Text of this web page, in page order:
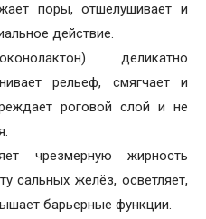
поры, отшелушивает и
действие.
деликатно
рельеф, смягчает и
роговой слой и не
чрезмерную жирность
сальных желёз, осветляет,
барьерные функции.